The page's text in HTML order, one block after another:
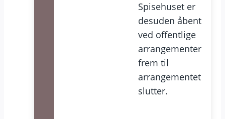
Spisehuset er
desuden åbent
ved offentlige
arrangementer
frem til
arrangementet
slutter.